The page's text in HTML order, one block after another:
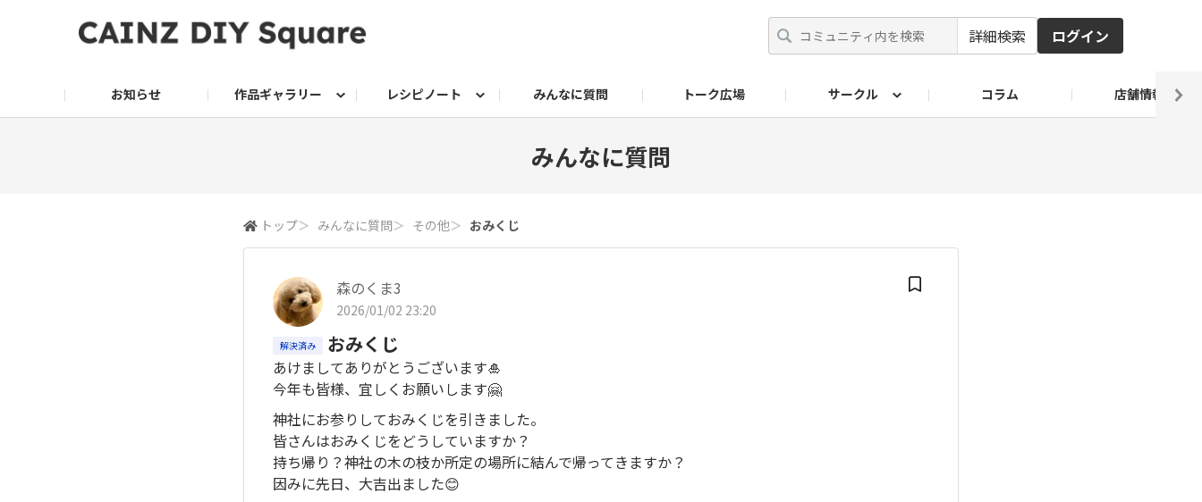
詳細検索 ログイン
お知らせ 作品ギャラリー レシピノート みんなに質問 トーク広場 サークル コラム 店舗情報
みんなに質問
トップ＞ みんなに質問＞ その他＞ おみくじ
森のくま3
2026/01/02 23:20
解決済み おみくじ
あけましてありがとうございます🎍
今年も皆様、宜しくお願いします🤗
神社にお参りしておみくじを引きました。
皆さんはおみくじをどうしていますか？
持ち帰り？神社の木の枝か所定の場所に結んで帰ってきますか？
因みに先日、大吉出ました😊